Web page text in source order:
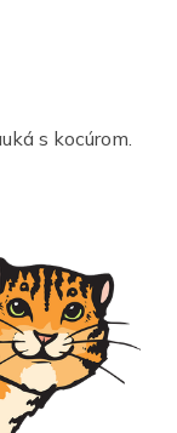
s kocúrom.